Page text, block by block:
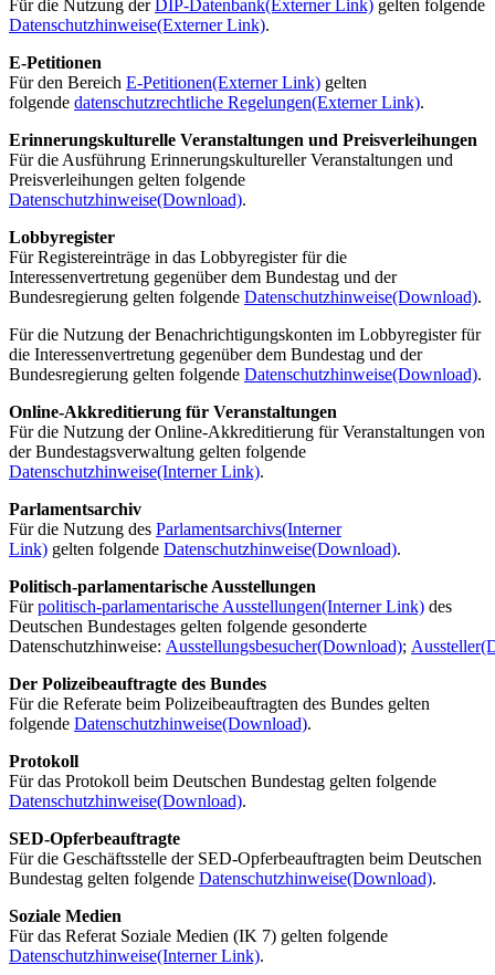
Für die Nutzung der DIP-Datenbank(Externer Link) gelten folgende
Datenschutzhinweise(Externer Link).
E-Petitionen
Für den Bereich E-Petitionen(Externer Link) gelten
folgende datenschutzrechtliche Regelungen(Externer Link).
Erinnerungskulturelle Veranstaltungen und Preisverleihungen
Für die Ausführung Erinnerungskultureller Veranstaltungen und
Preisverleihungen gelten folgende
Datenschutzhinweise(Download).
Lobbyregister
Für Registereinträge in das Lobbyregister für die
Interessenvertretung gegenüber dem Bundestag und der
Bundesregierung gelten folgende Datenschutzhinweise(Download).
Für die Nutzung der Benachrichtigungskonten im Lobbyregister für
die Interessenvertretung gegenüber dem Bundestag und der
Bundesregierung gelten folgende Datenschutzhinweise(Download).
Online-Akkreditierung für Veranstaltungen
Für die Nutzung derOnline-Akkreditierung für Veranstaltungen von
der Bundestagsverwaltung gelten folgende
Datenschutzhinweise(Interner Link).
Parlamentsarchiv
Für die Nutzung des Parlamentsarchivs(Interner
Link) gelten folgende Datenschutzhinweise(Download).
Politisch-parlamentarische Ausstellungen
Fürpolitisch-parlamentarische Ausstellungen(Interner Link) des
Deutschen Bundestages gelten folgende gesonderte
Datenschutzhinweise: Ausstellungsbesucher(Download); Aussteller
Der Polizeibeauftragte des Bundes
Für die Referate beim Polizeibeauftragten des Bundes gelten
folgende Datenschutzhinweise(Download).
Protokoll
Für das Protokoll beim Deutschen Bundestag gelten folgende
Datenschutzhinweise(Download).
SED-Opferbeauftragte
Für die Geschäftsstelle der SED-Opferbeauftragten beim Deutschen
Bundestag gelten folgende Datenschutzhinweise(Download).
Soziale Medien
Für das Referat Soziale Medien (IK 7) gelten folgende
Datenschutzhinweise(Interner Link).